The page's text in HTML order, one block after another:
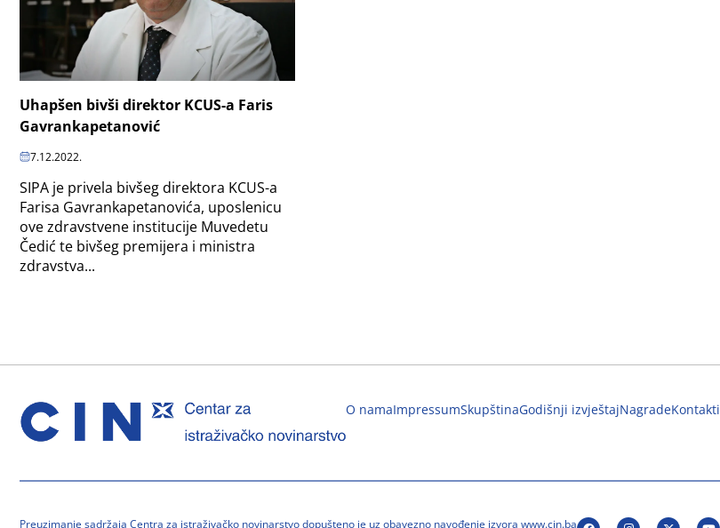
Uhapšen bivši direktor KCUS-a Faris
Gavrankapetanović
7.12.2022.
SIPA je privela bivšeg direktora KCUS-a
Farisa Gavrankapetanovića, uposlenicu
ove zdravstvene institucije Muvedetu
Čedić te bivšeg premijera i ministra
zdravstva...
O namaImpressumSkupštinaGodišnji izvještajNagradeKontakti
Preuzimanje sadržaja Centra za istraživačko novinarstvo dopušteno je uz obavezno navođenje izvora www.cin.ba